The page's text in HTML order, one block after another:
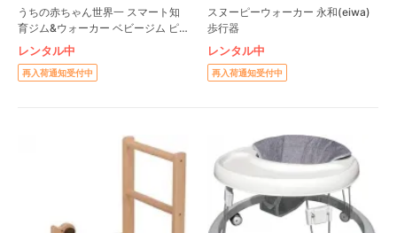
うちの赤ちゃん世界一 スマート知
育ジム&ウォーカー ベビージム ピ
ープル(People)
レンタル中
再入荷通知受付中
スヌーピーウォーカー 永和(eiwa)
歩行器
レンタル中
再入荷通知受付中